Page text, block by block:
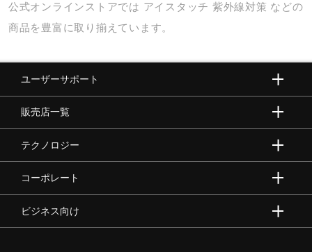
公式オンラインストアでは アイスタッチ 紫外線対策 などの
商品を豊富に取り揃えています。
ユーザーサポート
販売店一覧
テクノロジー
コーポレート
ビジネス向け